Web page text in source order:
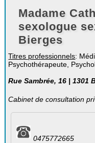
Madame
sexologue
Bierges
Titres professionnels:
Psychothérapeute,
Rue Sambrée, 16 | 1301
Cabinet de consultation
0475772665